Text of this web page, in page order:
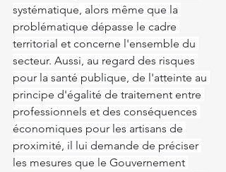
systématique, alors même que la
problématique dépasse le cadre
territorial et concerne l'ensemble du
secteur. Aussi, au regard des risques
pour la santé publique, de l'atteinte au
principe d'égalité de traitement entre
professionnels et des conséquences
économiques pour les artisans de
proximité, il lui demande de préciser
les mesures que le Gouvernement